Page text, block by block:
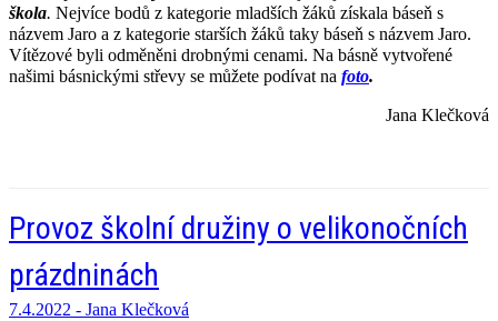
škola. Nejvíce bodů z kategorie mladších žáků získala báseň s
názvem Jaro a z kategorie starších žáků taky báseň s názvem Jaro.
Vítězové byli odměněni drobnými cenami. Na básně vytvořené
našimi básnickými střevy se můžete podívat na foto.
Jana Klečková
Provoz školní družiny o velikonočních
prázdninách
7.4.2022 - Jana Klečková